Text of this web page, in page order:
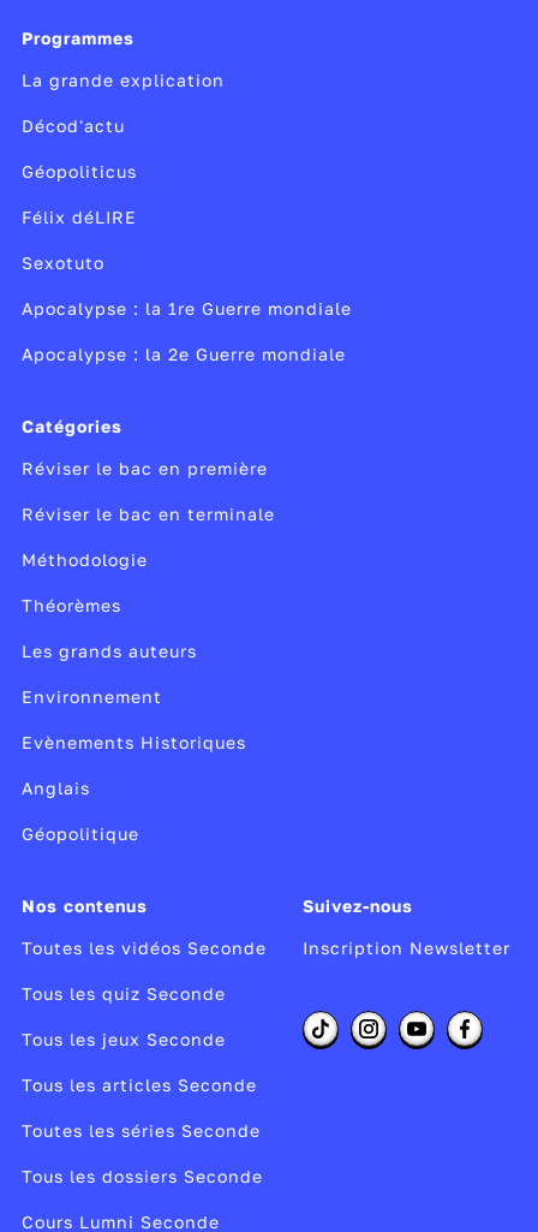
ambitions. En seconde générale et technologique,
découvrent également deux nouvelles matières :
Programmes
La grande explication
Décod'actu
Géopoliticus
Félix déLIRE
Sexotuto
Apocalypse : la 1re Guerre mondiale
Apocalypse : la 2e Guerre mondiale
Catégories
Réviser le bac en première
Réviser le bac en terminale
Méthodologie
Théorèmes
Les grands auteurs
Environnement
Evènements Historiques
Anglais
Géopolitique
Nos contenus
Toutes les vidéos Seconde
Tous les quiz Seconde
Tous les jeux Seconde
Tous les articles Seconde
Toutes les séries Seconde
Tous les dossiers Seconde
Cours Lumni Seconde
Suivez-nous
Inscription Newsletter